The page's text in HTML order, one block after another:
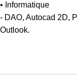
• Informatique
- DAO, Autocad 2D,
Outlook.